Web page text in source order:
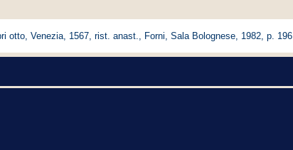
otto, Venezia, 1567, rist. anast., Forni, Sala Bolognese, 1982, p. 196